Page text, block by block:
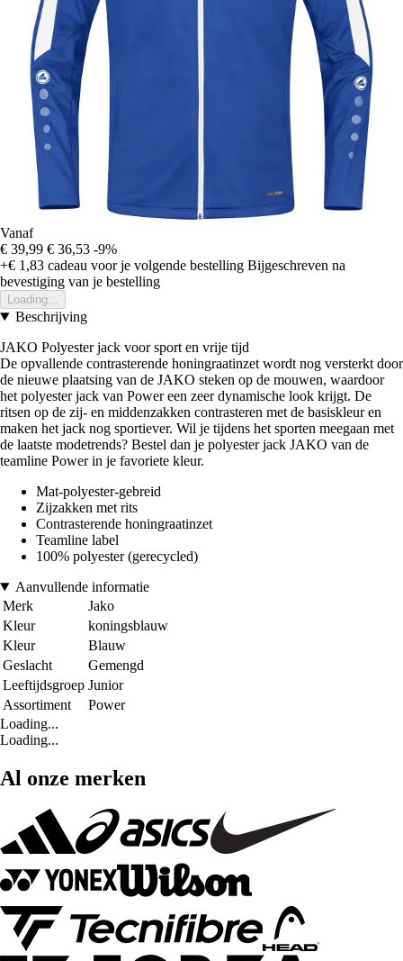
Vanaf
€ 39,99 € 36,53 -9%
+€ 1,83 cadeau voor je volgende bestelling Bijgeschreven na
bevestiging van je bestelling
Loading...
Beschrijving
JAKO Polyester jack voor sport en vrije tijd
De opvallende contrasterende honingraatinzet wordt nog versterkt door
de nieuwe plaatsing van de JAKO steken op de mouwen, waardoor
het polyester jack van Power een zeer dynamische look krijgt. De
ritsen op de zij- en middenzakken contrasteren met de basiskleur en
maken het jack nog sportiever. Wil je tijdens het sporten meegaan met
de laatste modetrends? Bestel dan je polyester jack JAKO van de
teamline Power in je favoriete kleur.
Mat-polyester-gebreid
Zijzakken met rits
Contrasterende honingraatinzet
Teamline label
100% polyester (gerecycled)
Aanvullende informatie
Merk
Jako
Kleur
koningsblauw
Kleur
Blauw
Geslacht
Gemengd
Leeftijdsgroep Junior
Assortiment
Power
Loading...
Loading...
Al onze merken